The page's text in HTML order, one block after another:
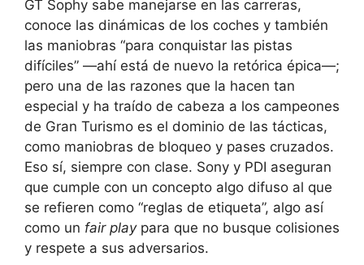
GT Sophy sabe manejarse en las carreras,
conoce las dinámicas de los coches y también
las maniobras “para conquistar las pistas
difíciles” —ahí está de nuevo la retórica épica—;
pero una de las razones que la hacen tan
especial y ha traído de cabeza a los campeones
de Gran Turismo es el dominio de las tácticas,
como maniobras de bloqueo y pases cruzados.
Eso sí, siempre con clase. Sony y PDI aseguran
que cumple con un concepto algo difuso al que
se refieren como “reglas de etiqueta”, algo así
como un fair playpara que no busque colisiones
y respete a sus adversarios.